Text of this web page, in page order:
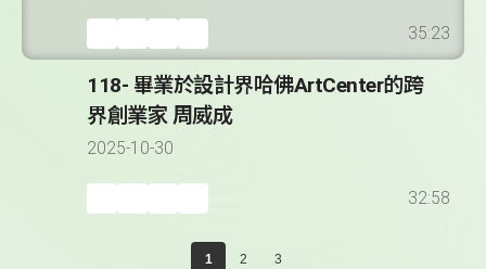
35:23
118- 畢業於設計界哈佛ArtCenter的跨
界創業家 周威成
2025-10-30
32:58
1 2 3